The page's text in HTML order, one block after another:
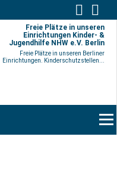
Freie Plätze in unseren
Einrichtungen Kinder- &
Jugendhilfe NHW e.V. Berlin
Freie Plätze in unseren Berliner
Einrichtungen. Kinderschutzstellen...